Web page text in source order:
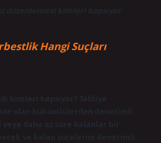
düzenlemesi kimleri kapsıyor
Hangi Suçları
kimleri kapsıyor? Tahliye
olan hükümlülerden denetimli
daha az süre kalanlar bir
ve kalan sürelerini denetimli